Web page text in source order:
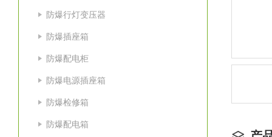
防爆行灯变压器
防爆插座箱
防爆配电柜
防爆电源插座箱
防爆检修箱
防爆配电箱